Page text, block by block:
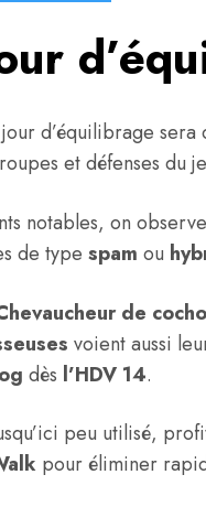
d’équilibrage sera
et défenses du
notables, on
de type spam ou
de
voient aussi
dès l’HDV 14.
peu utilisé,
pour éliminer